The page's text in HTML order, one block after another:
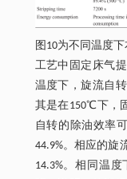
图10为不同温度
工艺中固定床气
温度下，旋流自
其是在150℃下，
自转的除油效率
44.9%。相应的旋
14.3%。相同温